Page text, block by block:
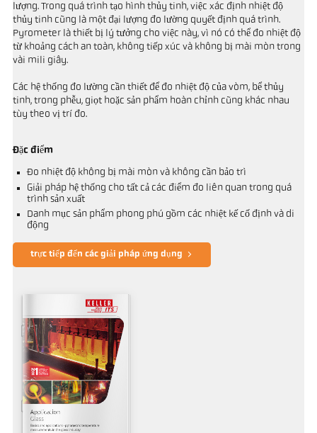
lượng. Trong quá trình tạo hình thủy tinh, việc xác định nhiệt độ
thủy tinh cũng là một đại lượng đo lường quyết định quá trình.
Pyrometer là thiết bị lý tưởng cho việc này, vì nó có thể đo nhiệt độ
từ khoảng cách an toàn, không tiếp xúc và không bị mài mòn trong
vài mili giây.
Các hệ thống đo lường cần thiết để đo nhiệt độ của vòm, bể thủy
tinh, trong phễu, giọt hoặc sản phẩm hoàn chỉnh cũng khác nhau
tùy theo vị trí đo.
Đặc điểm
Đo nhiệt độ không bị mài mòn và không cần bảo trì
Giải pháp hệ thống cho tất cả các điểm đo liên quan trong quá
trình sản xuất
Danh mục sản phẩm phong phú gồm các nhiệt kế cố định và di
động
trực tiếp đến các giải pháp ứng dụng